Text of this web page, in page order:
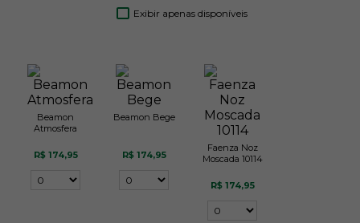
Exibir apenas disponíveis
Beamon
Atmosfera
R$ 174,95
Beamon Bege
R$ 174,95
Faenza Noz
Moscada 10114
R$ 174,95